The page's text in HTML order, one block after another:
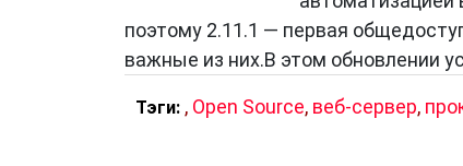
— это неотъемлемая
обеспечивая надежное хранение и
помогает лучше оценить их
развитием. Серверы продолжают
поэтому 2.11.1 — первая
важные из них.В этом обновлении
Тэги: , Open Source, веб-сервер,